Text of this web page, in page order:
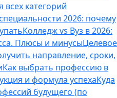
всех категорий
2026: почему
Колледж vs Вуз в 2026:
Плюсы и минусыЦелевое
направление, сроки,
Как выбрать профессию в
и формула успехаКуда
будущего (по